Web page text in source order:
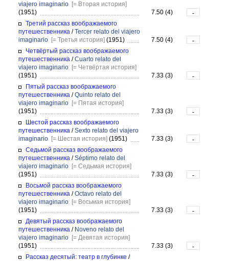
viajero imaginario [= Вторая история]
(1951)
7.50 (4)
-
Третий рассказ воображаемого
путешественника /Tercer relato del viajero
imaginario [= Третья история] (1951) 7.50 (4)
-
Четвёртый рассказ воображаемого
путешественника /Cuarto relato del
viajero imaginario [= Четвёртая история]
(1951)
7.33 (3)
-
Пятый рассказ воображаемого
путешественника /Quinto relato del
viajero imaginario [= Пятая история]
(1951)
7.33 (3)
-
Шестой рассказ воображаемого
путешественника /Sexto relato del viajero
imaginario [= Шестая история] (1951) 7.33 (3)
-
Седьмой рассказ воображаемого
путешественника /Séptimo relato del
viajero imaginario [= Седьмая история]
(1951)
7.33 (3)
-
Восьмой рассказ воображаемого
путешественника /Octavo relato del
viajero imaginario [= Восьмая история]
(1951)
7.33 (3)
-
Девятый рассказ воображаемого
путешественника / Noveno relato del
viajero imaginario [= Девятая история]
(1951)
7.33 (3)
-
Рассказ десятый: театр в глубинке /